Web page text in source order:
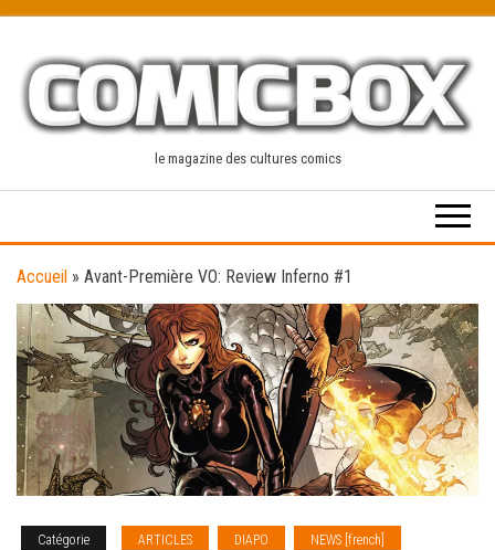
content
le magazine des cultures comics
Accueil » Avant-Première VO: Review Inferno #1
Catégorie ARTICLES DIAPO NEWS [french]